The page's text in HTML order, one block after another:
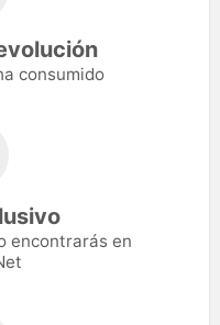
consumido
encontrarás en